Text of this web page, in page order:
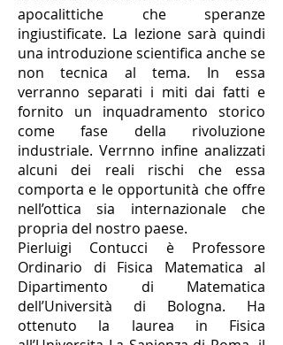
apocalittiche che speranze
ingiustificate. La lezione sarà quindi
una introduzione scientifica anche se
non tecnica al tema. In essa
verranno separati i miti dai fatti e
fornito un inquadramento storico
come fase della rivoluzione
industriale. Verrnno infine analizzati
alcuni dei reali rischi che essa
comporta e le opportunità che offre
nell’ottica sia internazionale che
propria del nostro paese.
Pierluigi Contucci è Professore
Ordinario di Fisica Matematica al
Dipartimento di Matematica
dell’Università di Bologna. Ha
ottenuto la laurea in Fisica